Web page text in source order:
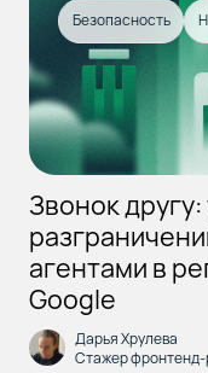
Безопасность
Звонок
агентами в
Google
Дарья Хрулева
Стажер фронтенд-